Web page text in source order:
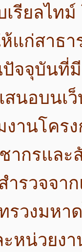
รียลไท
แก่สาธ
จจุบันที่
บนเว็บ
านโคร
ากรแล
ำรวจจา
รวงมหา
หน่วยง